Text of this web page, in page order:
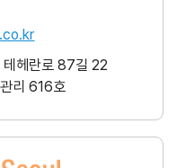
테헤란로 87길 22
리 616호